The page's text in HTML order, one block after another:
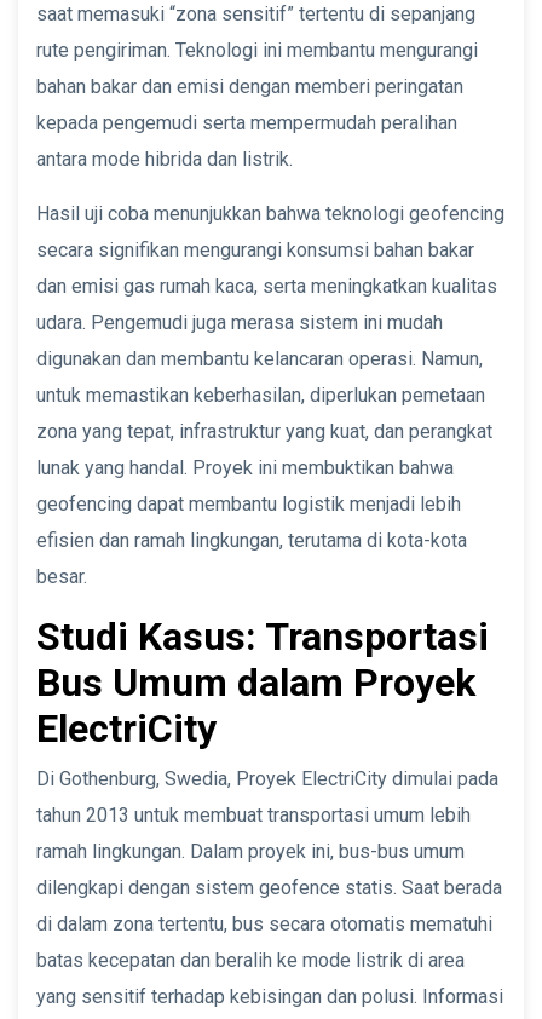
saat memasuki “zona sensitif” tertentu di sepanjang
rute pengiriman. Teknologi ini membantu mengurangi
bahan bakar dan emisi dengan memberi peringatan
kepada pengemudi serta mempermudah peralihan
antara mode hibrida dan listrik.
Hasil uji coba menunjukkan bahwa teknologi geofencing
secara signifikan mengurangi konsumsi bahan bakar
dan emisi gas rumah kaca, serta meningkatkan kualitas
udara. Pengemudi juga merasa sistem ini mudah
digunakan dan membantu kelancaran operasi. Namun,
untuk memastikan keberhasilan, diperlukan pemetaan
zona yang tepat, infrastruktur yang kuat, dan perangkat
lunak yang handal. Proyek ini membuktikan bahwa
geofencing dapat membantu logistik menjadi lebih
efisien dan ramah lingkungan, terutama di kota-kota
besar.
Studi Kasus: Transportasi
Bus Umum dalam Proyek
ElectriCity
Di Gothenburg, Swedia, Proyek ElectriCity dimulai pada
tahun 2013 untuk membuat transportasi umum lebih
ramah lingkungan. Dalam proyek ini, bus-bus umum
dilengkapi dengan sistem geofence statis. Saat berada
di dalam zona tertentu, bus secara otomatis mematuhi
batas kecepatan dan beralih ke mode listrik di area
yang sensitif terhadap kebisingan dan polusi. Informasi